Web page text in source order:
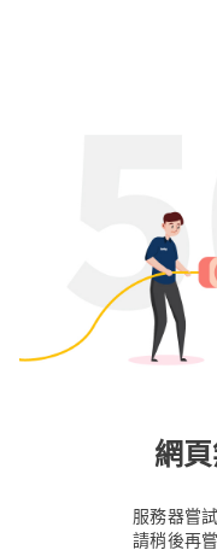
網
服務器嘗
請稍後再